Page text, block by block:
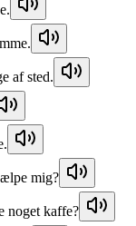
af sted.
mig?
noget kaffe?